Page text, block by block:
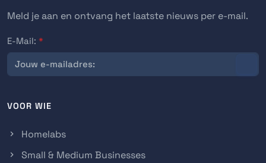
Meld je aan en ontvang het laatste nieuws per e-mail.
E-Mail: *
VOOR WIE
Homelabs
Small & Medium Businesses